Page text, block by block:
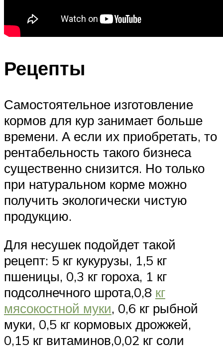
Рецепты
Самостоятельное изготовление
кормов для кур занимает больше
времени. А если их приобретать, то
рентабельность такого бизнеса
существенно снизится. Но только
при натуральном корме можно
получить экологически чистую
продукцию.
Для несушек подойдет такой
рецепт: 5 кг кукурузы, 1,5 кг
пшеницы, 0,3 кг гороха, 1 кг
подсолнечного шрота,0,8 кг
мясокостной муки, 0,6 кг рыбной
муки, 0,5 кг кормовых дрожжей,
0,15 кг витаминов,0,02 кг соли